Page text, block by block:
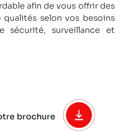
afin de vous offrir des
qualités selon vos besoins
sécurité, surveillance et
brochure